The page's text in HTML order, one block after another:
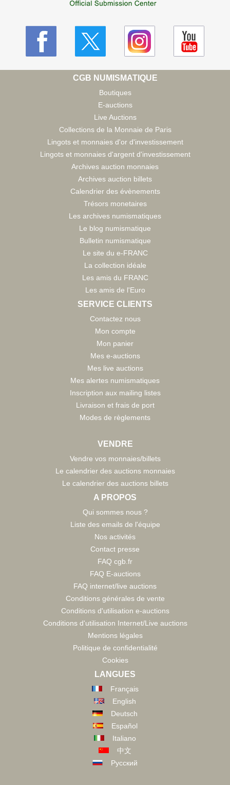
CGB NUMISMATIQUE
Boutiques
E-auctions
Live Auctions
Collections de la Monnaie de Paris
Lingots et monnaies d'or d'investissement
Lingots et monnaies d'argent d'investissement
Archives auction monnaies
Archives auction billets
Calendrier des évènements
Trésors monetaires
Les archives numismatiques
Le blog numismatique
Bulletin numismatique
Le site du e-FRANC
La collection idéale
Les amis du FRANC
Les amis de l'Euro
SERVICE CLIENTS
Contactez nous
Mon compte
Mon panier
Mes e-auctions
Mes live auctions
Mes alertes numismatiques
Inscription aux mailing listes
Livraison et frais de port
Modes de règlements
VENDRE
Vendre vos monnaies/billets
Le calendrier des auctions monnaies
Le calendrier des auctions billets
A PROPOS
Qui sommes nous ?
Liste des emails de l'équipe
Nos activités
Contact presse
FAQ cgb.fr
FAQ E-auctions
FAQ internet/live auctions
Conditions générales de vente
Conditions d'utilisation e-auctions
Conditions d'utilisation Internet/Live auctions
Mentions légales
Politique de confidentialité
Cookies
LANGUES
Français
English
Deutsch
Español
Italiano
中文
Русский